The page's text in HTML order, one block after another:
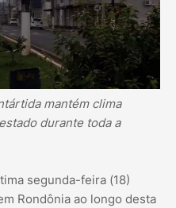
mantém clima
durante toda a
segunda-feira (18)
Rondônia ao longo desta